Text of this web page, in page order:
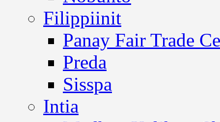
Filippiinit
Panay Fair Trade
Preda
Sisspa
Intia